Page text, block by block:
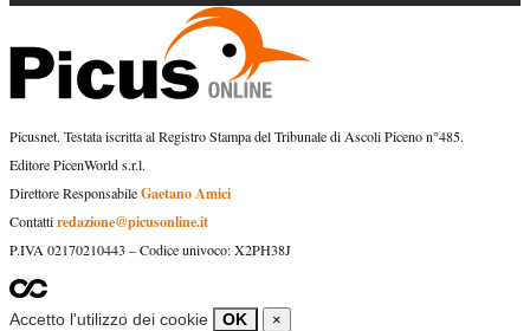
Picusnet. Testata iscritta al Registro Stampa del Tribunale di Ascoli Piceno n°485.
Editore PicenWorld s.r.l.
Direttore ResponsabileGaetano Amici
Contattiredazione@picusonline.it
P.IVA 02170210443 – Codice univoco: X2PH38J
Accetto l'utilizzo dei cookie OK ×